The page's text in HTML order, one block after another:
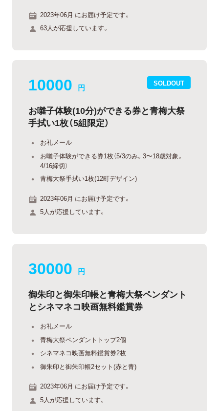
2023年06月 にお届け予定です。
63人が応援しています。
SOLDOUT
10000 円
お囃子体験(10分)ができる券と青梅大祭
手拭い1枚（5組限定）
お礼メール
お囃子体験ができる券1枚（5/3のみ。3〜18歳対象。
4/16締切）
青梅大祭手拭い1枚(12町デザイン)
2023年06月 にお届け予定です。
5人が応援しています。
30000 円
御朱印と御朱印帳と青梅大祭ペンダント
とシネマネコ映画無料鑑賞券
お礼メール
青梅大祭ペンダントトップ2個
シネマネコ映画無料鑑賞券2枚
御朱印と御朱印帳2セット(赤と青)
2023年06月 にお届け予定です。
5人が応援しています。